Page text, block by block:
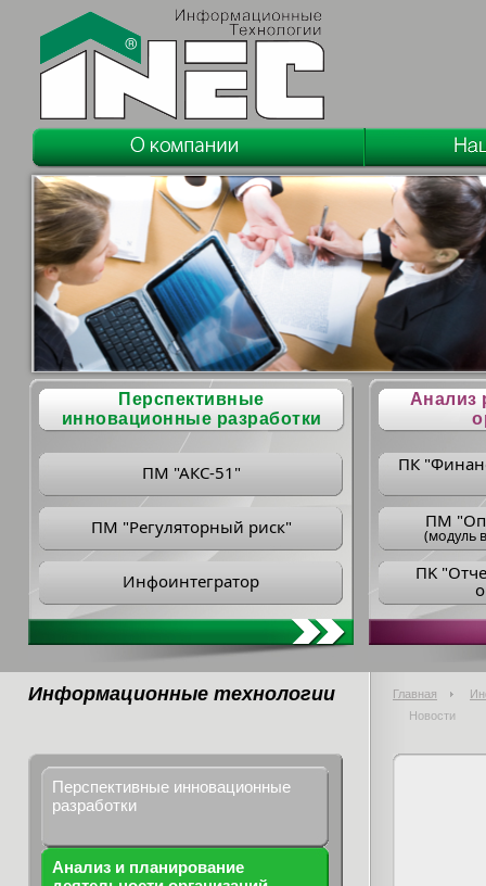
Перспективные
инновационные разработки
ПМ "АКС-51"
ПМ "Регуляторный риск"
Инфоинтегратор
Анализ
ПК
ПM
(модуль
ПK
Информационные технологии Главная
Новости
Перспективные инновационные
разработки
Анализ и планирование